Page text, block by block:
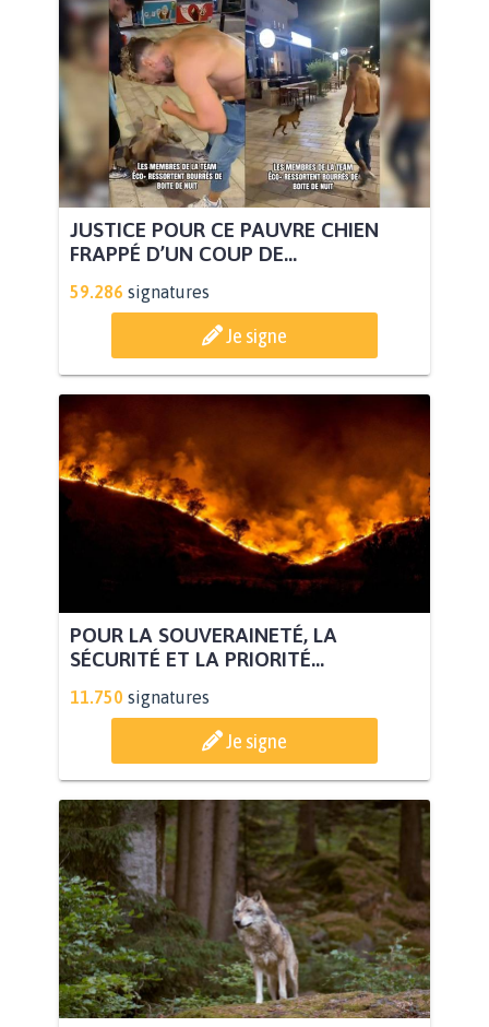
JUSTICE POUR CE PAUVRE CHIEN
FRAPPÉ D’UN COUP DE...
59.286 signatures
Je signe
POUR LA SOUVERAINETÉ, LA
SÉCURITÉ ET LA PRIORITÉ...
11.750 signatures
Je signe